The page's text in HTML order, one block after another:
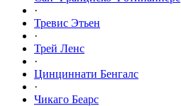
·
Тревис Этьен
·
Трей Ленс
·
Цинциннати Бенгалс
·
Чикаго Беарс